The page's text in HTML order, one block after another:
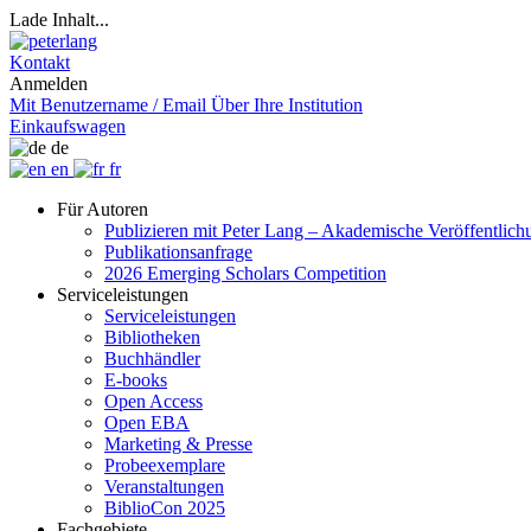
Lade Inhalt...
Kontakt
Anmelden
Mit Benutzername / Email Über Ihre Institution
Einkaufswagen
de
en
fr
Für Autoren
Publizieren mit Peter Lang – Akademische
Publikationsanfrage
2026 Emerging Scholars Competition
Serviceleistungen
Serviceleistungen
Bibliotheken
Buchhändler
E-books
Open Access
Open EBA
Marketing & Presse
Probeexemplare
Veranstaltungen
BiblioCon 2025